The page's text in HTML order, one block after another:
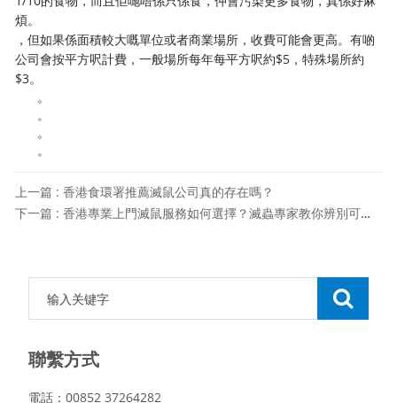
煩。
，但如果係面積較大嘅單位或者商業場所，收費可能會更高。有啲
公司會按平方呎計費，一般場所每年每平方呎約$5，特殊場所約
$3。
。
。
。
。
上一篇 : 香港食環署推薦滅鼠公司真的存在嗎？
下一篇 : 香港專業上門滅鼠服務如何選擇？滅蟲專家教你辨別可靠服務
聯繫方式
電話：00852 37264282